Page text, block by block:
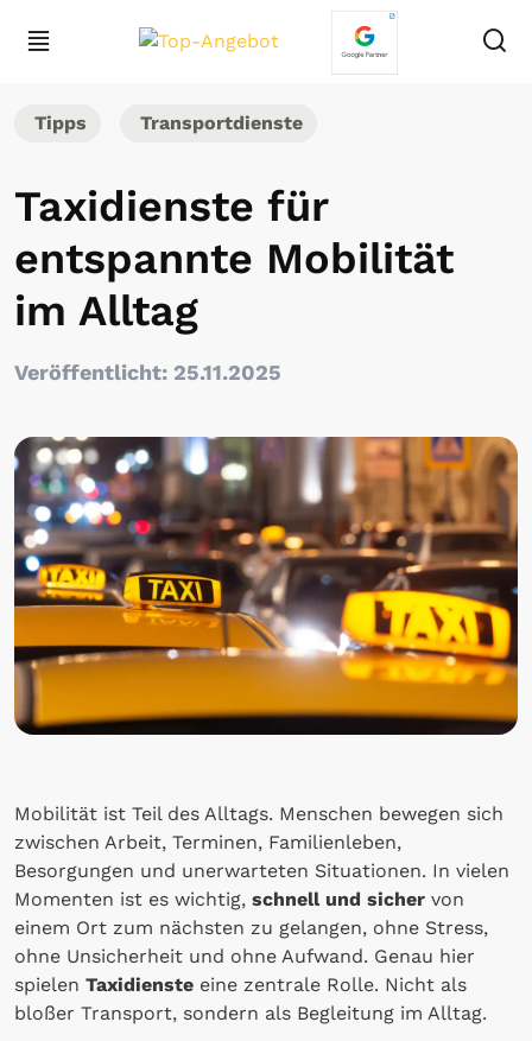
Tipps Transportdienste
Taxidienste für
entspannte Mobilität
im Alltag
Veröffentlicht: 25.11.2025
Mobilität ist Teil des Alltags. Menschen bewegen sich
zwischen Arbeit, Terminen, Familienleben,
Besorgungen und unerwarteten Situationen. In vielen
Momenten ist es wichtig, schnell und sicher von
einem Ort zum nächsten zu gelangen, ohne Stress,
ohne Unsicherheit und ohne Aufwand. Genau hier
spielen Taxidienste eine zentrale Rolle. Nicht als
bloßer Transport, sondern als Begleitung im Alltag.